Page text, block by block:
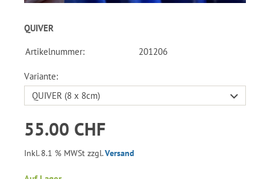
QUIVER
Artikelnummer: 201206
Variante:
55.00 CHF
Inkl. 8.1 % MWSt zzgl.Versand